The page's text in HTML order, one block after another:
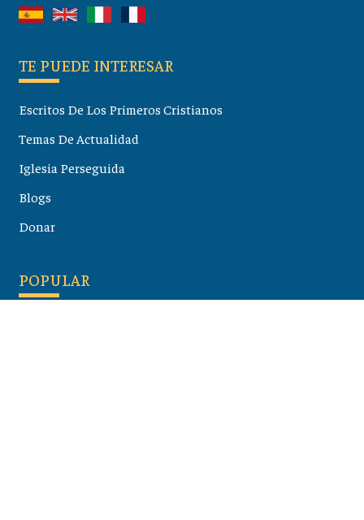
TE PUEDE INTERESAR
Escritos De Los Primeros Cristianos
Temas De Actualidad
Iglesia Perseguida
Blogs
Donar
POPULAR